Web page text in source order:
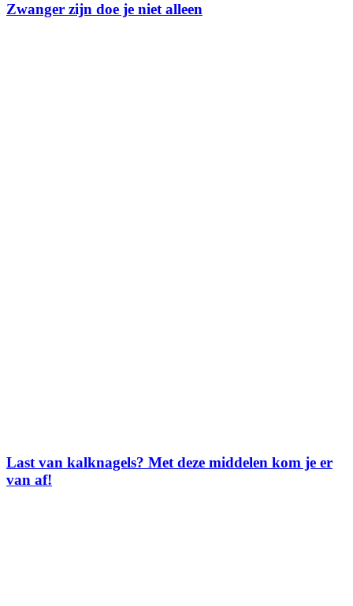
Zwanger zijn doe je niet alleen
Last van kalknagels? Met deze middelen kom je er
van af!